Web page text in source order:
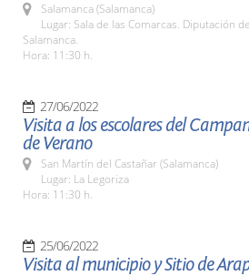
Salamanca (Salamanca)
Lugar: Sala de las Comarcas. Diputación de
Salamanca.
Hora: 11:30 h.
27/06/2022
Visita a los escolares del
de Verano
San Martín del Castañar (Salamanca)
Lugar: La Legoriza
Hora: 11:30 h.
25/06/2022
Visita al municipio y Sitio de